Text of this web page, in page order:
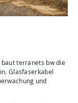
terranets bw die
Glasfaserkabel
und